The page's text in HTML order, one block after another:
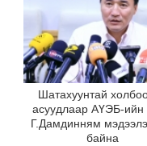
Шатахуунтай
асуудлаар АҮЭБ-ийн
Г.Дамдинням
байна